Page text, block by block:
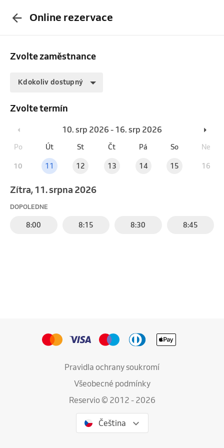
Online rezervace
Zvolte zaměstnance
Kdokoliv dostupný
Zvolte termín
10. srp 2026 - 16. srp 2026
Po Út St Čt Pá So Ne
10 11 12 13 14 15 16
Zítra, 11. srpna 2026
DOPOLEDNE
8:00 8:15 8:30 8:45
Pravidla ochrany soukromí
Všeobecné podmínky
Reservio © 2012 - 2026
Čeština